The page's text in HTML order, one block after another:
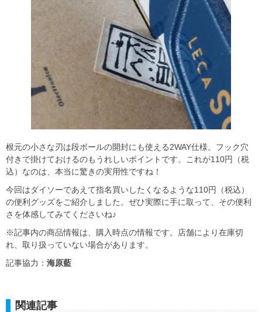
根元の小さな刃は段ボールの開封にも使える2WAY仕様。フック穴
付きで掛けておけるのもうれしいポイントです。これが110円（税
込）なのは、本当に驚きの実用性ですね！
今回はダイソーであえて指名買いしたくなるような110円（税込）
の便利グッズをご紹介しました。ぜひ実際に手に取って、その便利
さを体感してみてくださいね♪
※記事内の商品情報は、購入時点の情報です。店舗により在庫切
れ、取り扱っていない場合があります。
記事協力： 海原藍
関連記事